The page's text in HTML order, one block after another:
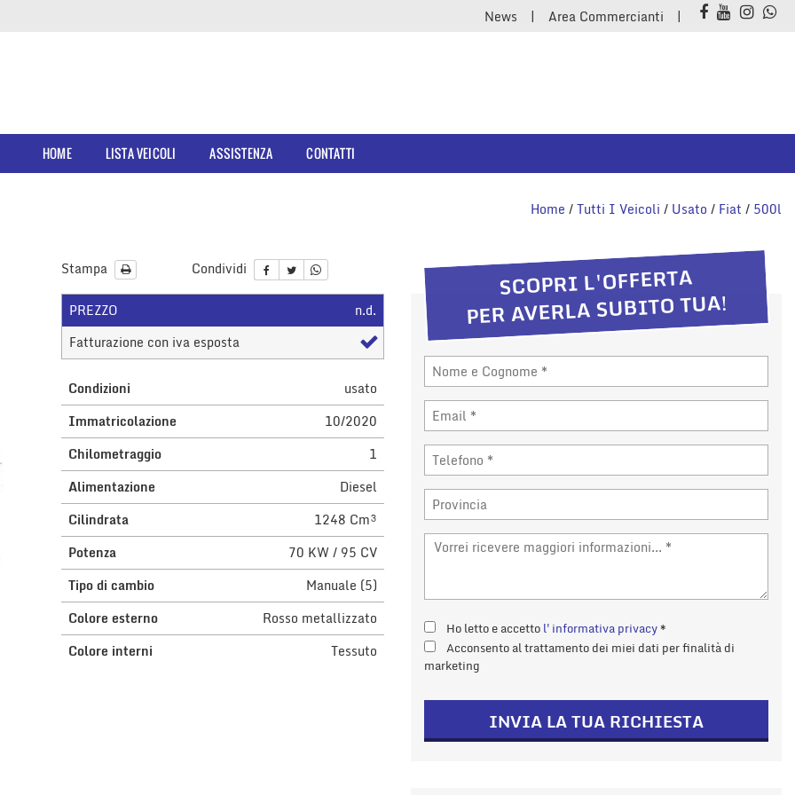
News Area Commercianti
HOME LISTA VEICOLI ASSISTENZA CONTATTI
Home /Tutti I Veicoli / Usato / Fiat / 500l
Stampa Condividi
PREZZO
n.d.
Fatturazione con iva esposta
Condizioni
usato
Immatricolazione
10/2020
Chilometraggio
1
Alimentazione
Diesel
Cilindrata
1248 Cm³
Potenza
70 KW / 95 CV
Tipo di cambio
Manuale (5)
Colore esterno
Rosso metallizzato
Colore interni
Tessuto
SCOPRI L'OFFERTA
PER AVERLA SUBITO TUA!
Ho letto e accettol'informativa privacy*
Acconsento al trattamento dei miei dati per finalità di
marketing
INVIA LA TUA RICHIESTA